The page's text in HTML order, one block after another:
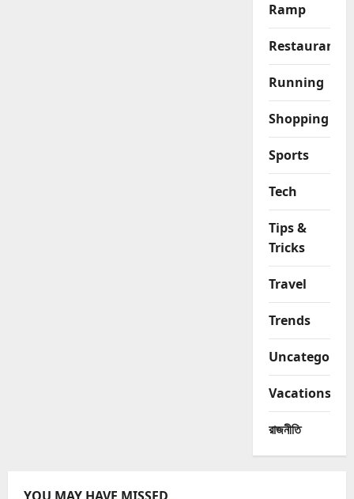
Ramp
Restaurant
Running
Shopping
Sports
Tech
Tips &
Tricks
Travel
Trends
Vacations
রাজনীতি